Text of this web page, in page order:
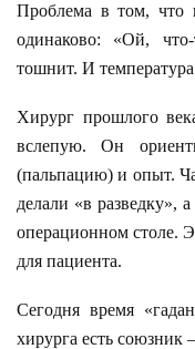
Проблема в том, что
одинаково: «Ой,
тошнит. И
Хирург прошлого
вслепую. Он
(пальпацию) и опыт.
делали «в разведку»,
операционном столе.
для пациента.
Сегодня время
хирурга есть союзник